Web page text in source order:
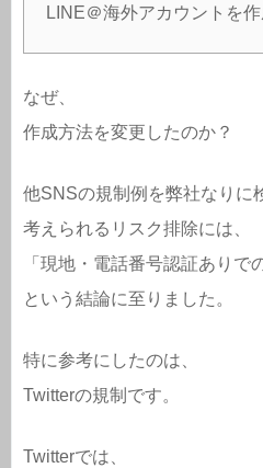
LINE＠海外アカウントを作
なぜ、
作成方法を変更したのか？
他SNSの規制例を弊社なりに
考えられるリスク排除には、
「現地・電話番号認証ありで
という結論に至りました。
特に参考にしたのは、
Twitterの規制です。
Twitterでは、